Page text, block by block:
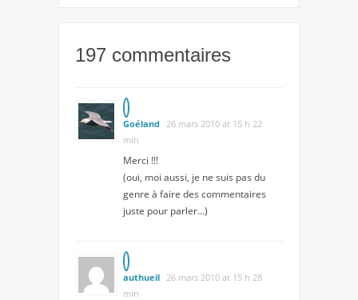
197 commentaires
Goéland 26 mars 2010 at 15 h 22
min
Merci !!!
(oui, moi aussi, je ne suis pas du
genre à faire des commentaires
juste pour parler…)
authueil 26 mars 2010 at 15 h 28
min